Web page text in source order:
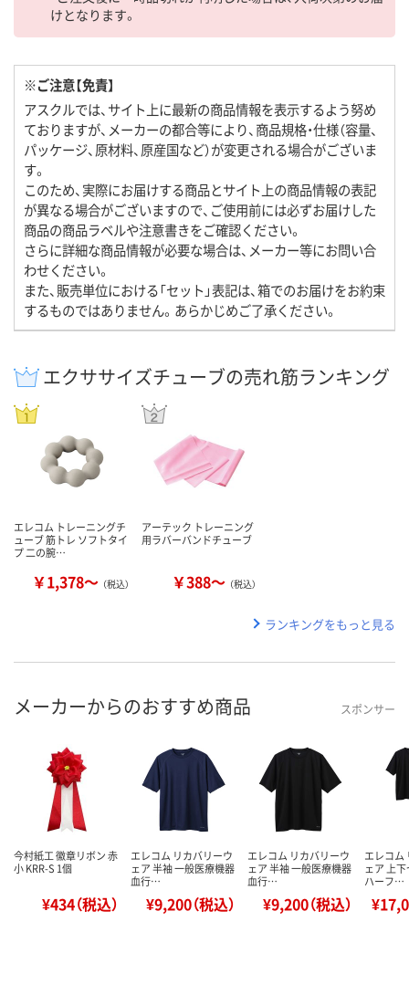
けとなります。
※ご注意【免責】
アスクルでは、サイト上に最新の商品情報を表示するよう努め
ておりますが、メーカーの都合等により、商品規格・仕様（容量、
パッケージ、原材料、原産国など）が変更される場合がございま
す。
このため、実際にお届けする商品とサイト上の商品情報の表記
が異なる場合がございますので、ご使用前には必ずお届けした
商品の商品ラベルや注意書きをご確認ください。
さらに詳細な商品情報が必要な場合は、メーカー等にお問い合
わせください。
また、販売単位における「セット」表記は、箱でのお届けをお約束
するものではありません。あらかじめご了承ください。
エクササイズチューブの売れ筋ランキング
エレコム トレーニングチ
ューブ 筋トレ ソフトタイ
プ 二の腕…
￥1,378～ （税込）
アーテック トレーニング
用ラバーバンドチューブ
￥388～ （税込）
ランキングをもっと見る
メーカーからのおすすめ商品 スポンサー
今村紙工 徽章リボン 赤
小 KRR-S 1個
¥434（税込）
エレコム リカバリーウ
ェア 半袖 一般医療機器
血行…
¥9,200（税込）
エレコム リカバリーウ
ェア 半袖 一般医療機器
血行…
¥9,200（税込）
エレコム
ェア 上
ハーフ…